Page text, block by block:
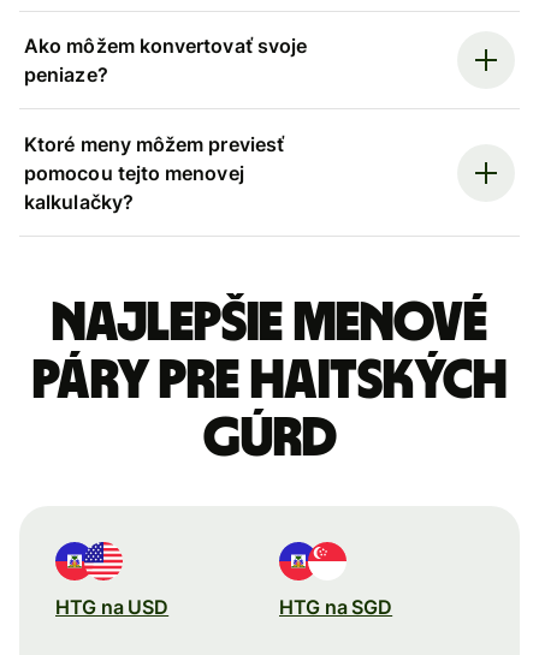
Ako môžem konvertovať svoje
peniaze?
Ktoré meny môžem previesť
pomocou tejto menovej
kalkulačky?
Najlepšie menové
páry pre Haitských
gúrd
HTG na USD HTG na SGD